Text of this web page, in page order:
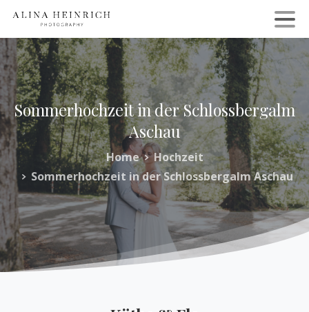
SommerhochzeitinderSchlossbergalm
Aschau
Home
Hochzeit
Sommerhochzeit in der Schlossbergalm Aschau